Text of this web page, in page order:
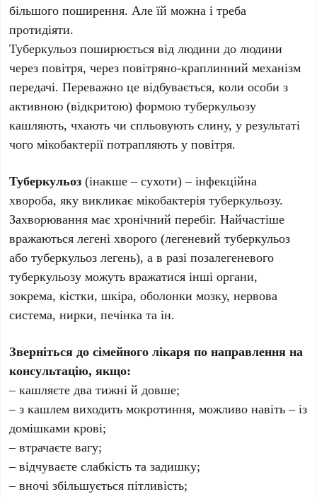
більшого поширення. Але їй можна і треба
протидіяти.
Туберкульоз поширюється від людини до людини
через повітря, через повітряно-краплинний механізм
передачі. Переважно це відбувається, коли особи з
активною (відкритою) формою туберкульозу
кашляють, чхають чи спльовують слину, у результаті
чого мікобактерії потрапляють у повітря.
Туберкульоз (інакше – сухоти) – інфекційна
хвороба, яку викликає мікобактерія туберкульозу.
Захворювання має хронічний перебіг. Найчастіше
вражаються легені хворого (легеневий туберкульоз
або туберкульоз легень), а в разі позалегеневого
туберкульозу можуть вражатися інші органи,
зокрема, кістки, шкіра, оболонки мозку, нервова
система, нирки, печінка та ін.
Зверніться до сімейного лікаря по направлення на
консультацію, якщо:
– кашляєте два тижні й довше;
– з кашлем виходить мокротиння, можливо навіть – із
домішками крові;
– втрачаєте вагу;
– відчуваєте слабкість та задишку;
– вночі збільшується пітливість;